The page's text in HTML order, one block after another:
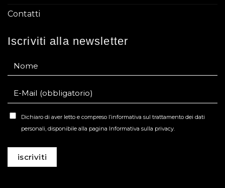
Contatti
Iscriviti alla newsletter
Dichiaro di aver letto e compreso l’informativa sul trattamento dei dati
personali, disponibile alla pagina Informativa sulla privacy.